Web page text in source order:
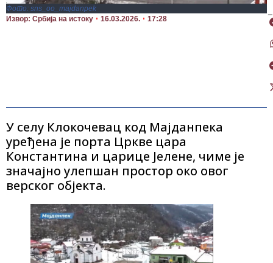
Фото: sns_oo_majdanpek
Извор: Србија на истоку
16.03.2026. 17:28
У селу Клокочевац код Мајданпека
уређена је порта Цркве цара
Константина и царице Јелене, чиме је
значајно улепшан простор око овог
верског објекта.